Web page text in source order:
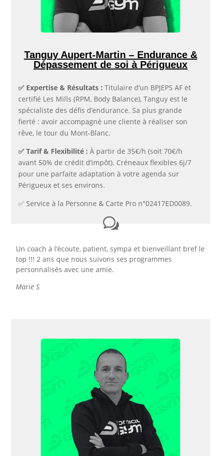
Tanguy Aupert-Martin – Endurance &
Dépassement de soi à Périgueux
✅​ Expertise & Résultats : Titulaire d’un BPJEPS AF et
certifié Les Mills (RPM, Body Balance), Tanguy est le
spécialiste des défis d’endurance. Sa plus grande
fierté : avoir accompagné une cliente à réaliser son
rêve, le tour du Mont-Blanc.
✅​ Tarif & Flexibilité : À partir de 35€/h (soit 70€/h
avant 50% de crédit d’impôt). Créneaux flexibles 6j/7
pour une parfaite adaptation à votre agenda sur
Périgueux et ses environs.
✅​ Service à la Personne & Carte Pro n°02417ED0089.
Un coach à l’écoute, patient, sympa et bienveillant bref le
top !!! 2 ans que nous suivons ses programmes
personnalisés avec une amie.
Marie S